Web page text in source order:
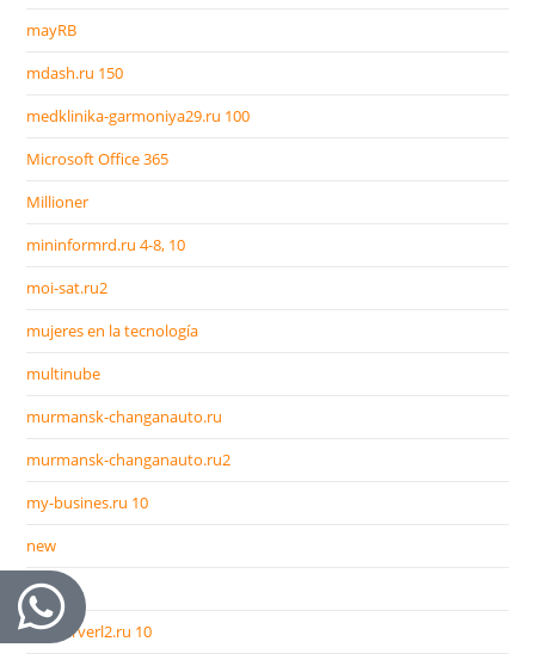
mayRB
mdash.ru 150
medklinika-garmoniya29.ru 100
Microsoft Office 365
Millioner
mininformrd.ru 4-8, 10
moi-sat.ru2
mujeres en la tecnología
multinube
murmansk-changanauto.ru
murmansk-changanauto.ru2
my-busines.ru 10
new
News
newserverl2.ru 10